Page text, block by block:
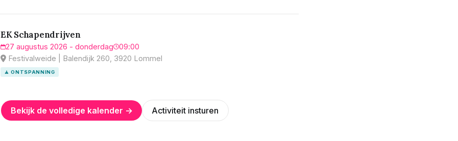
EK Schapendrijven
27 augustus 2026 - donderdag
09:00
Festivalweide | Balendijk 260, 3920 Lommel
🧘 ONTSPANNING
Bekijk de volledige kalender → Activiteit insturen